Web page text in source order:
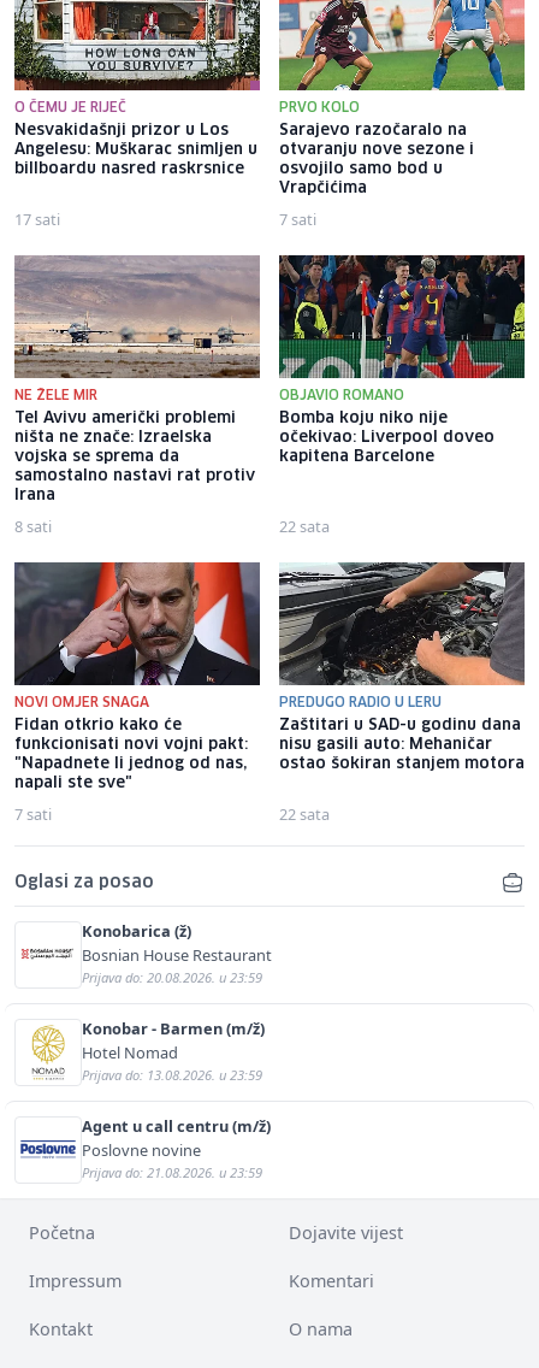
O ČEMU JE RIJEČ
Nesvakidašnji prizor u Los
Angelesu: Muškarac snimljen u
billboardu nasred raskrsnice
17 sati
PRVO KOLO
Sarajevo razočaralo na
otvaranju nove sezone i
osvojilo samo bod u
Vrapčićima
7 sati
NE ŽELE MIR
Tel Avivu američki problemi
ništa ne znače: Izraelska
vojska se sprema da
samostalno nastavi rat protiv
Irana
8 sati
OBJAVIO ROMANO
Bomba koju niko nije
očekivao: Liverpool doveo
kapitena Barcelone
22 sata
NOVI OMJER SNAGA
Fidan otkrio kako će
funkcionisati novi vojni pakt:
"Napadnete li jednog od nas,
napali ste sve"
7 sati
PREDUGO RADIO U LERU
Zaštitari u SAD-u godinu dana
nisu gasili auto: Mehaničar
ostao šokiran stanjem motora
22 sata
Oglasi za posao
Konobarica (ž)
Bosnian House Restaurant
Prijava do: 20.08.2026. u 23:59
Konobar - Barmen (m/ž)
Hotel Nomad
Prijava do: 13.08.2026. u 23:59
Agent u call centru (m/ž)
Poslovne novine
Prijava do: 21.08.2026. u 23:59
Početna Dojavite vijest
Impressum Komentari
Kontakt O nama